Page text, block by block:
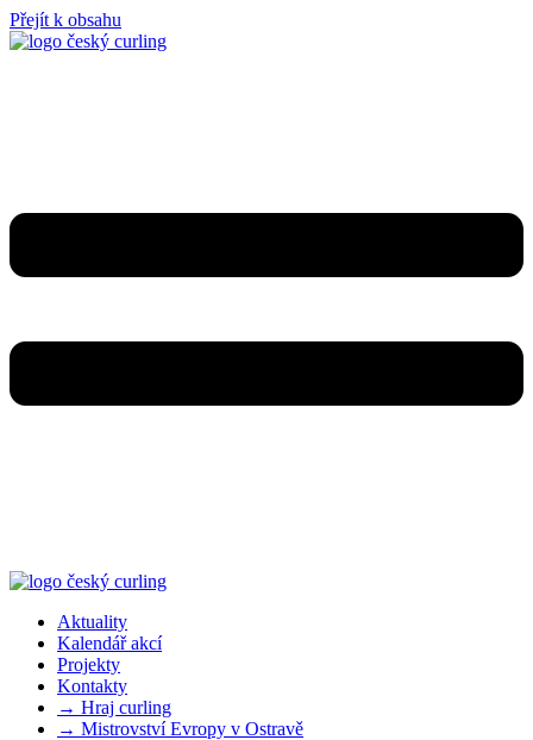
Přejít k obsahu
Aktuality
Kalendář akcí
Projekty
Kontakty
→ Hraj curling
→ Mistrovství Evropy v Ostravě